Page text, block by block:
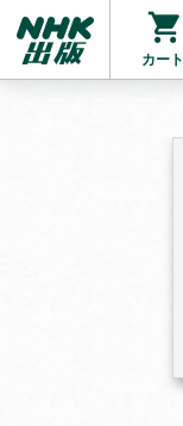
カート